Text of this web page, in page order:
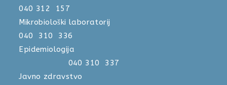
040 312 157
Mikrobiološki laboratorij
040 310 336
Epidemiologija
040 310 337
Javno zdravstvo